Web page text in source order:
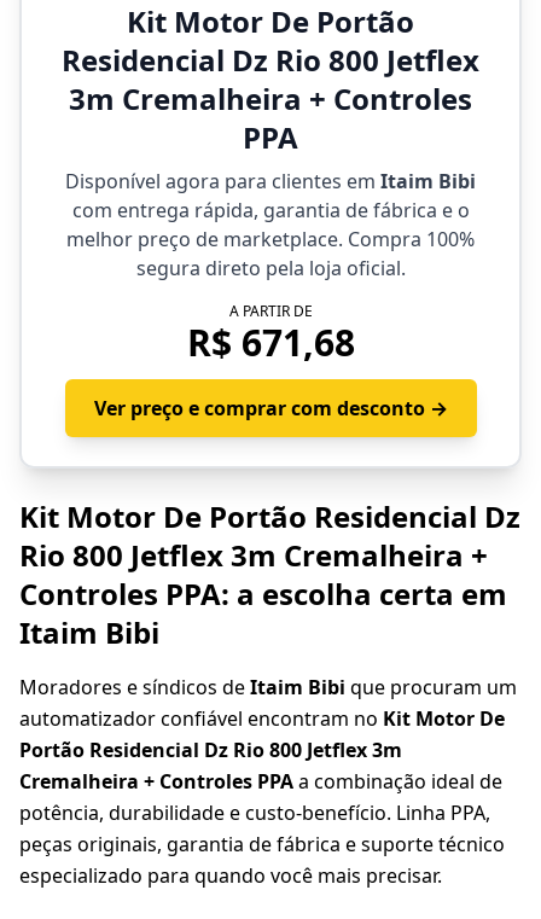
Kit Motor De Portão
Residencial Dz Rio 800 Jetflex
3m Cremalheira + Controles
PPA
Disponível agora para clientes em Itaim Bibi
com entrega rápida, garantia de fábrica e o
melhor preço de marketplace. Compra 100%
segura direto pela loja oficial.
A PARTIR DE
R$ 671,68
Ver preço e comprar com desconto →
Kit Motor De Portão Residencial Dz
Rio 800 Jetflex 3m Cremalheira +
Controles PPA: a escolha certa em
Itaim Bibi
Moradores e síndicos deItaim Bibi que procuram um
automatizador confiável encontram no Kit Motor De
Portão Residencial Dz Rio 800 Jetflex 3m
Cremalheira + Controles PPAa combinação ideal de
potência, durabilidade e custo-benefício. Linha PPA,
peças originais, garantia de fábrica e suporte técnico
especializado para quando você mais precisar.